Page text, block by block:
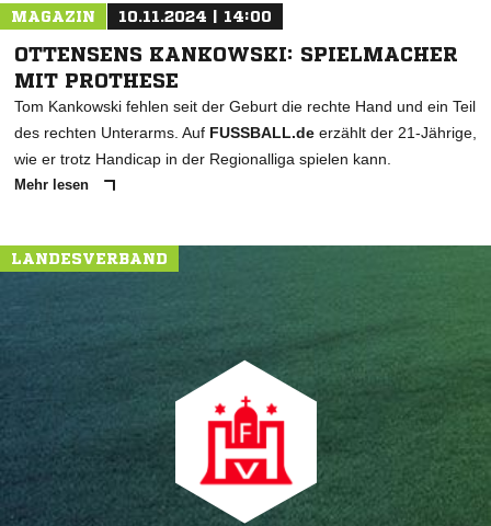
MAGAZIN 10.11.2024 | 14:00
OTTENSENS KANKOWSKI: SPIELMACHER
MIT PROTHESE
Tom Kankowski fehlen seit der Geburt die rechte Hand und ein Teil
des rechten Unterarms. Auf FUSSBALL.de erzählt der 21-Jährige,
wie er trotz Handicap in der Regionalliga spielen kann.
Mehr lesen
LANDESVERBAND